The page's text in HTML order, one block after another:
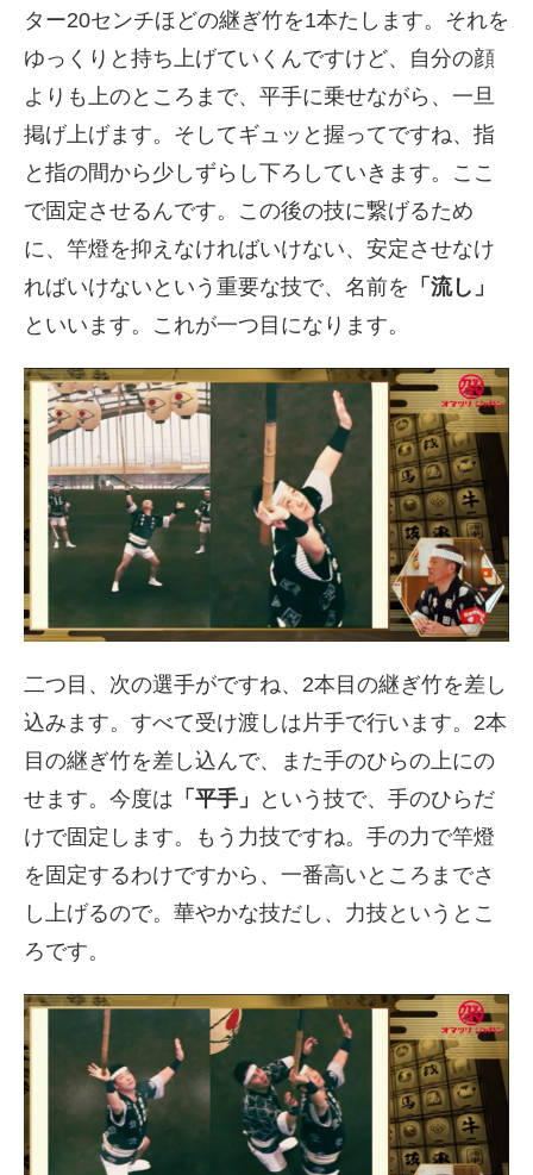
ター20センチほどの継ぎ竹を1本たします。それを
ゆっくりと持ち上げていくんですけど、自分の顔
よりも上のところまで、平手に乗せながら、一旦
掲げ上げます。そしてギュッと握ってですね、指
と指の間から少しずらし下ろしていきます。ここ
で固定させるんです。この後の技に繋げるため
に、竿燈を抑えなければいけない、安定させなけ
ればいけないという重要な技で、名前を 「流し」
といいます。これが一つ目になります。
二つ目、次の選手がですね、 2本目の継ぎ竹を差し
込みます。すべて受け渡しは片手で行います。 2本
目の継ぎ竹を差し込んで、また手のひらの上にの
せます。今度は 「平手」
という技で、手のひらだ
けで固定します。もう力技ですね。手の力で竿燈
を固定するわけですから、一番高いところまでさ
し上げるので。華やかな技だし、力技というとこ
ろです。